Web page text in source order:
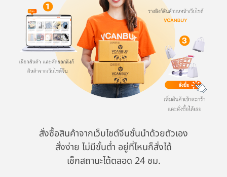
สั่งซื้อสินค้าจากเว็บไซต์จีนชั้นนำด้วยตัวเอง
สั่งง่าย ไม่มีขั้นต่ำ อยู่ที่ไหนก็สั่งได้
เช็กสถานะได้ตลอด 24 ชม.